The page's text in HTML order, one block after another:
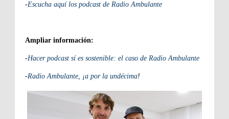
-Escucha aquí los podcast de Radio Ambulante
Ampliar información:
-Hacer podcast sí es sostenible: el caso de Radio Ambulante
-Radio Ambulante, ¡a por la undécima!